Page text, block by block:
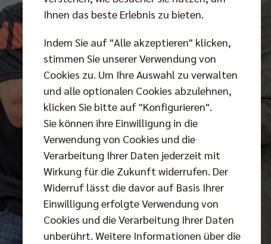
Ihnen das beste Erlebnis zu bieten.
Indem Sie auf "Alle akzeptieren" klicken,
stimmen Sie unserer Verwendung von
Cookies zu. Um Ihre Auswahl zu verwalten
und alle optionalen Cookies abzulehnen,
klicken Sie bitte auf "Konfigurieren".
Sie können ihre Einwilligung in die
Verwendung von Cookies und die
Verarbeitung Ihrer Daten jederzeit mit
Wirkung für die Zukunft widerrufen. Der
Widerruf lässt die davor auf Basis Ihrer
Einwilligung erfolgte Verwendung von
Cookies und die Verarbeitung Ihrer Daten
unberührt. Weitere Informationen über die